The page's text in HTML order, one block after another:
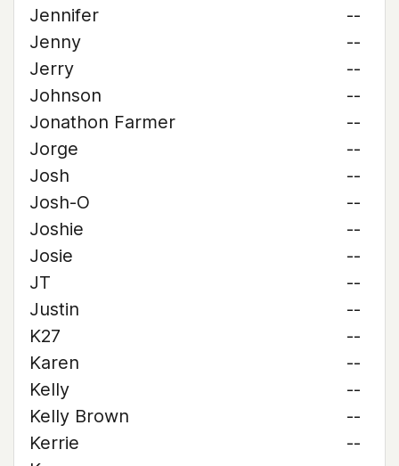
Jennifer
--
Jenny
--
Jerry
--
Johnson
--
Jonathon Farmer
--
Jorge
--
Josh
--
Josh-O
--
Joshie
--
Josie
--
JT
--
Justin
--
K27
--
Karen
--
Kelly
--
Kelly Brown
--
Kerrie
--